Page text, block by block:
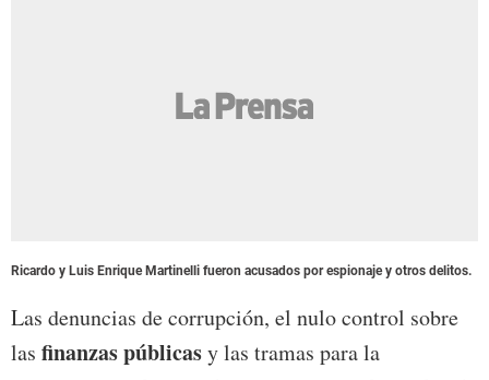
Ricardo y Luis Enrique Martinelli fueron acusados por espionaje y otros delitos.
Las denuncias de corrupción, el nulo control sobre
las finanzas públicasy las tramas para la